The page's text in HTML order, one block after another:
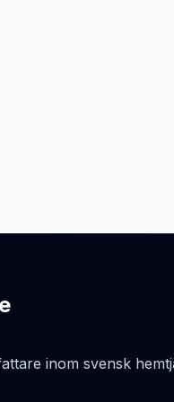
inom svensk